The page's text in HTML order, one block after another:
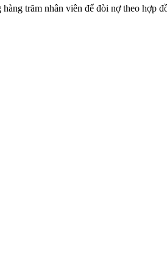
trăm nhân viên để đòi nợ theo hợp